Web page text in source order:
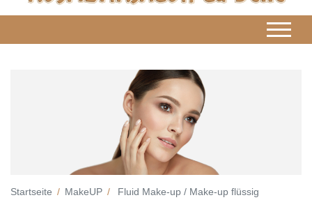
Startseite MakeUP
Fluid Make-up / Make-up flüssig